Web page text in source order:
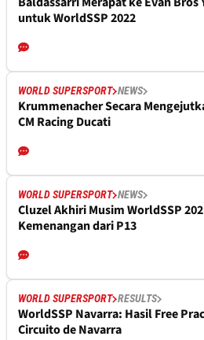
untuk WorldSSP 2022
WORLD SUPERSPORT NEWS
Krummenacher Secara
CM Racing Ducati
WORLD SUPERSPORT NEWS
Cluzel Akhiri Musim WorldSSP
Kemenangan dari P13
WORLD SUPERSPORT RESULTS
WorldSSP Navarra: Hasil Free
Circuito de Navarra